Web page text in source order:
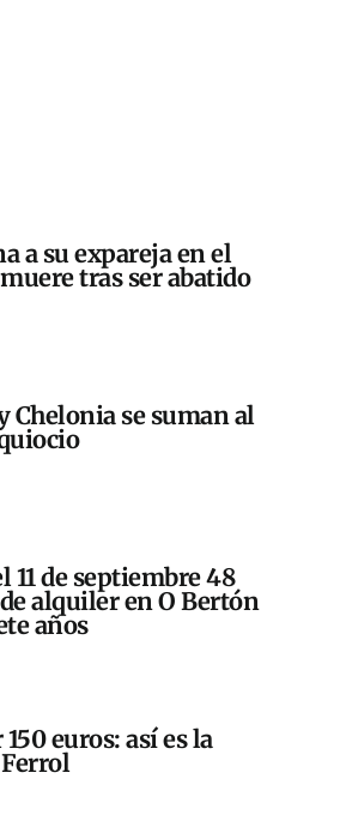
a su expareja en el
tras ser abatido
Chelonia se suman al
11 de septiembre 48
alquiler en O Bertón
años
euros: así es la